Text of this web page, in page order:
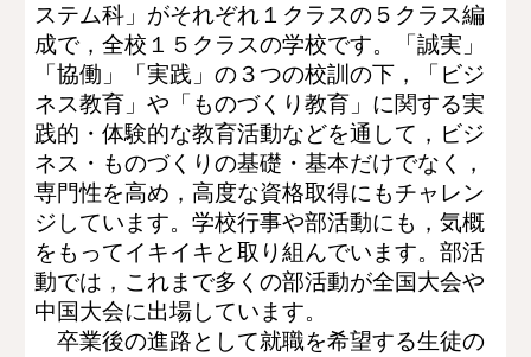
ステム科」がそれぞれ１クラスの５クラス編
成で，全校１５クラスの学校です。「誠実」
「協働」「実践」の３つの校訓の下，「ビジ
ネス教育」や「ものづくり教育」に関する実
践的・体験的な教育活動などを通して，ビジ
ネス・ものづくりの基礎・基本だけでなく，
専門性を高め，高度な資格取得にもチャレン
ジしています。学校行事や部活動にも，気概
をもってイキイキと取り組んでいます。部活
動では，これまで多くの部活動が全国大会や
中国大会に出場しています。
卒業後の進路として就職を希望する生徒の